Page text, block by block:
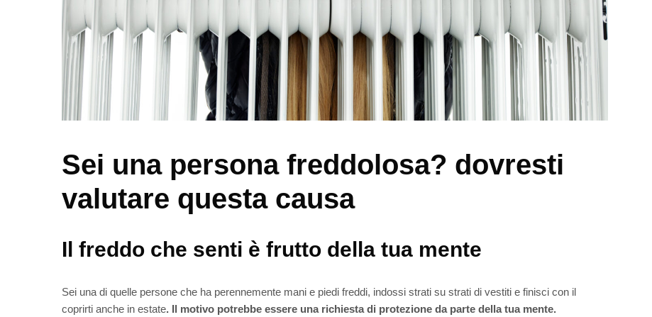
Sei una persona freddolosa? dovresti
valutare questa causa
Il freddo che senti è frutto della tua mente
Sei una di quelle persone che ha perennemente mani e piedi freddi, indossi strati su strati di vestiti e finisci con il
coprirti anche in estate. Il motivo potrebbe essere una richiesta di protezione da parte della tua mente.